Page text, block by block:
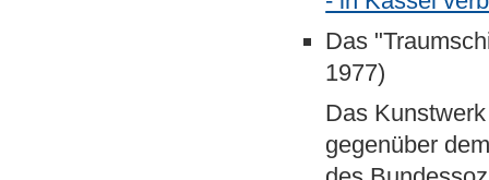
Das
1977)
Das
gegenüber